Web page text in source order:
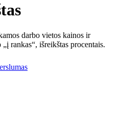
darbo vietos kainos ir
rankas“, išreikštas procentais.